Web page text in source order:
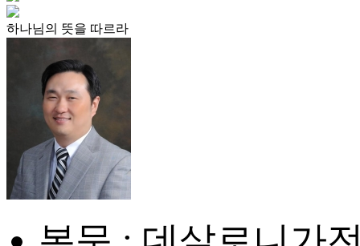
하나님의 뜻을 따르라